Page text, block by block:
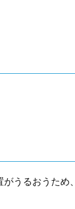
うるおうため、